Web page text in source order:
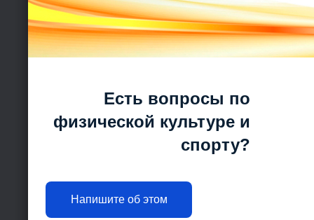
Есть вопросы по
физической культуре и
спорту?
Напишите об этом